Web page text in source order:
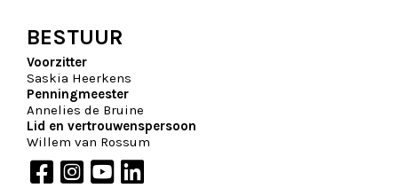
BESTUUR
Voorzitter
Saskia Heerkens
Penningmeester
Annelies de Bruine
Lid en vertrouwenspersoon
Willem van Rossum